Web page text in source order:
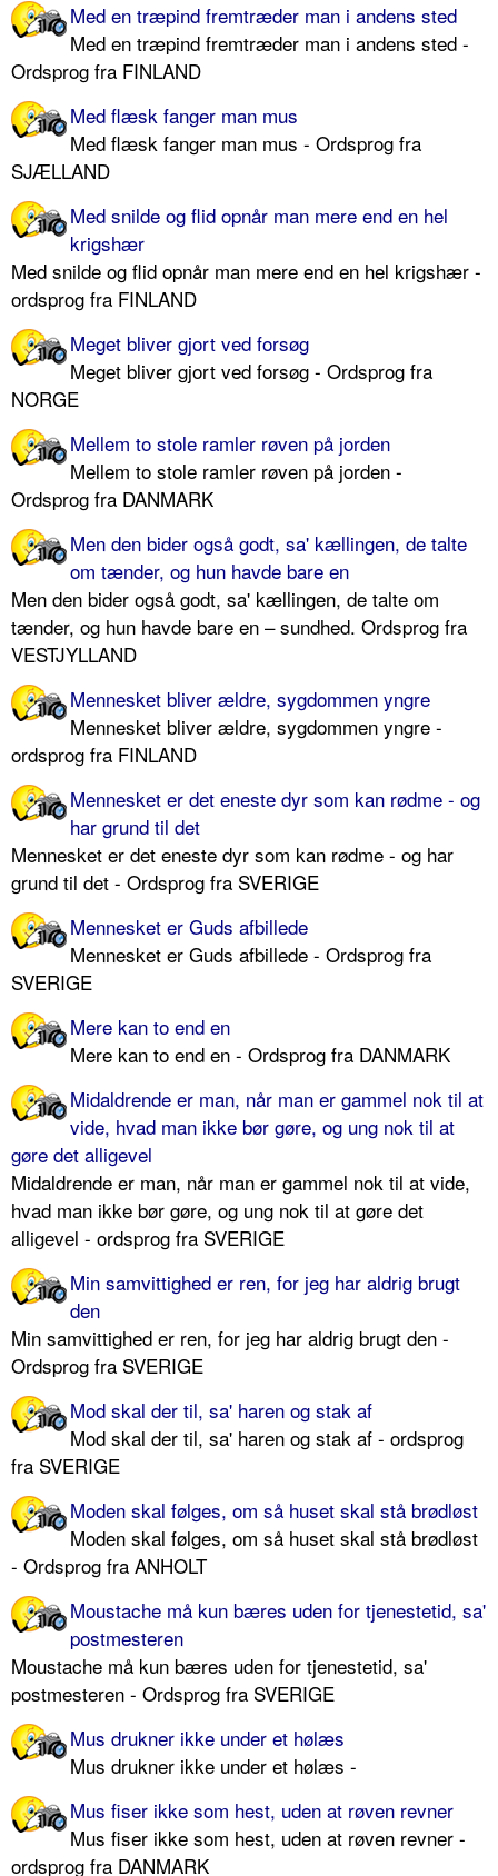
Med en træpind fremtræder man i andens sted
Med en træpind fremtræder man i andens sted -
Ordsprog fra FINLAND
Med flæsk fanger man mus
Med flæsk fanger man mus - Ordsprog fra
SJÆLLAND
Med snilde og flid opnår man mere end en hel
krigshær
Med snilde og flid opnår man mere end en hel krigshær -
ordsprog fra FINLAND
Meget bliver gjort ved forsøg
Meget bliver gjort ved forsøg - Ordsprog fra
NORGE
Mellem to stole ramler røven på jorden
Mellem to stole ramler røven på jorden -
Ordsprog fra DANMARK
Men den bider også godt, sa' kællingen, de talte
om tænder, og hun havde bare en
Men den bider også godt, sa' kællingen, de talte om
tænder, og hun havde bare en – sundhed. Ordsprog fra
VESTJYLLAND
Mennesket bliver ældre, sygdommen yngre
Mennesket bliver ældre, sygdommen yngre -
ordsprog fra FINLAND
Mennesket er det eneste dyr som kan rødme - og
har grund til det
Mennesket er det eneste dyr som kan rødme - og har
grund til det - Ordsprog fra SVERIGE
Mennesket er Guds afbillede
Mennesket er Guds afbillede - Ordsprog fra
SVERIGE
Mere kan to end en
Mere kan to end en - Ordsprog fra DANMARK
Midaldrende er man, når man er gammel nok til at
vide, hvad man ikke bør gøre, og ung nok til at
gøre det alligevel
Midaldrende er man, når man er gammel nok til at vide,
hvad man ikke bør gøre, og ung nok til at gøre det
alligevel - ordsprog fra SVERIGE
Min samvittighed er ren, for jeg har aldrig brugt
den
Min samvittighed er ren, for jeg har aldrig brugt den -
Ordsprog fra SVERIGE
Mod skal der til, sa' haren og stak af
Mod skal der til, sa' haren og stak af - ordsprog
fra SVERIGE
Moden skal følges, om så huset skal stå brødløst
Moden skal følges, om så huset skal stå brødløst
- Ordsprog fra ANHOLT
Moustache må kun bæres uden for tjenestetid, sa'
postmesteren
Moustache må kun bæres uden for tjenestetid, sa'
postmesteren - Ordsprog fra SVERIGE
Mus drukner ikke under et hølæs
Mus drukner ikke under et hølæs -
Mus fiser ikke som hest, uden at røven revner
Mus fiser ikke som hest, uden at røven revner -
ordsprog fra DANMARK